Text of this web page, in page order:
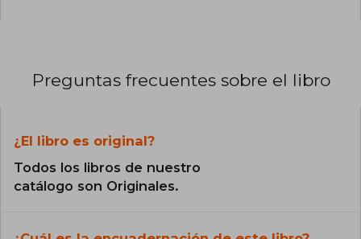
Preguntas frecuentes sobre el libro
¿El libro es original?
Todos los libros de nuestro
catálogo son Originales.